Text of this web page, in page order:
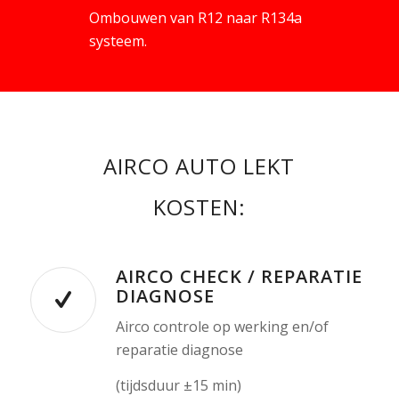
Ombouwen van R12 naar R134a
systeem.
AIRCO AUTO LEKT
KOSTEN:
AIRCO CHECK / REPARATIE
DIAGNOSE
Airco controle op werking en/of
reparatie diagnose
(tijdsduur ±15 min)